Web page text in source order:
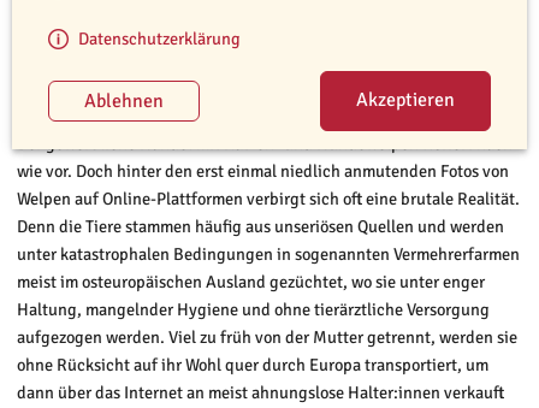
Der illegale Welpenhandel boomt. Seien Sie vorsichtig beim
Welpenkauf.
wie vor. Doch hinter den erst einmal niedlich anmutenden Fotos von
Welpen auf Online-Plattformen verbirgt sich oft eine brutale Realität.
Denn die Tiere stammen häufig aus unseriösen Quellen und werden
unter katastrophalen Bedingungen in sogenannten Vermehrerfarmen
meist im osteuropäischen Ausland gezüchtet, wo sie unter enger
Haltung, mangelnder Hygiene und ohne tierärztliche Versorgung
aufgezogen werden. Viel zu früh von der Mutter getrennt, werden sie
ohne Rücksicht auf ihr Wohl quer durch Europa transportiert, um
dann über das Internet an meist ahnungslose Halter:innen verkauft
Datenschutzerklärung